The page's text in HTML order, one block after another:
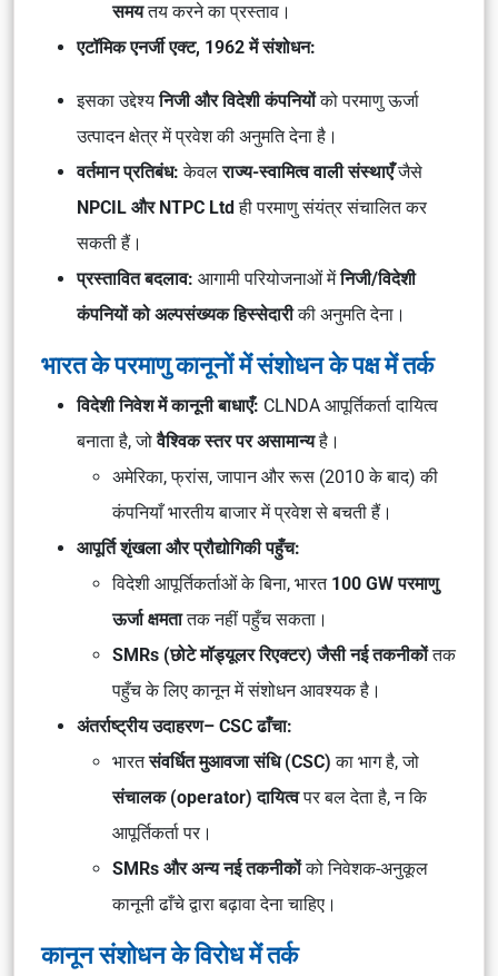
समयतय करने का प्रस्ताव।
एटॉमिक एनर्जी एक्ट, 1962 में संशोधन:
इसका उद्देश्यनिजी और विदेशी कंपनियोंको परमाणु ऊर्जा
उत्पादन क्षेत्र में प्रवेश की अनुमति देना है।
वर्तमान प्रतिबंध: केवलराज्य-स्वामित्व वाली संस्थाएँजैसे
NPCIL और NTPC Ltdही परमाणु संयंत्र संचालित कर
सकती हैं।
प्रस्तावित बदलाव: आगामी परियोजनाओं मेंनिजी/विदेशी
कंपनियों को अल्पसंख्यक हिस्सेदारीकी अनुमति देना।
भारत के परमाणु कानूनों में संशोधन के पक्ष में तर्क
विदेशी निवेश में कानूनी बाधाएँ: CLNDA आपूर्तिकर्ता दायित्व
बनाता है, जोवैश्विक स्तर पर असामान्यहै।
अमेरिका, फ्रांस, जापान और रूस (2010 के बाद) की
कंपनियाँ भारतीय बाजार में प्रवेश से बचती हैं।
आपूर्ति शृंखला और प्रौद्योगिकी पहुँच:
विदेशी आपूर्तिकर्ताओं के बिना, भारत 100 GW परमाणु
ऊर्जा क्षमतातक नहीं पहुँच सकता।
SMRs (छोटे मॉड्यूलर रिएक्टर) जैसी नई तकनीकोंतक
पहुँच के लिए कानून में संशोधन आवश्यक है।
अंतर्राष्ट्रीय उदाहरण– CSC ढाँचा:
भारतसंवर्धित मुआवजा संधि (CSC) का भाग है, जो
संचालक (operator) दायित्वपर बल देता है, न कि
आपूर्तिकर्ता पर।
SMRs और अन्य नई तकनीकोंको निवेशक-अनुकूल
कानूनी ढाँचे द्वारा बढ़ावा देना चाहिए।
कानून संशोधन के विरोध में तर्क